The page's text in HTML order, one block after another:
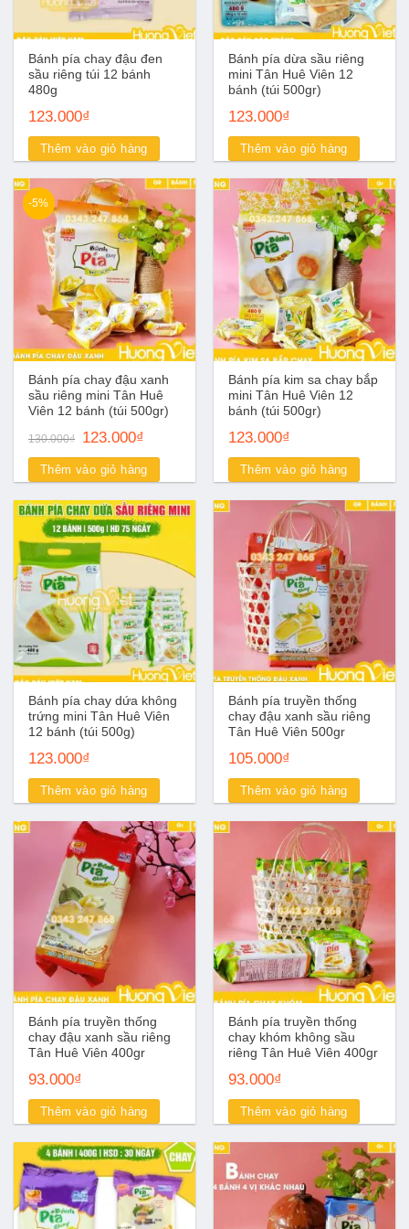
Bánh pía chay đậu đen
sầu riêng túi 12 bánh
480g
123.000₫
Thêm vào giỏ hàng
Bánh pía dừa sầu riêng
mini Tân Huê Viên 12
bánh (túi 500gr)
123.000₫
Thêm vào giỏ hàng
-5%
Bánh pía chay đậu xanh
sầu riêng mini Tân Huê
Viên 12 bánh (túi 500gr)
130.000₫
Giá
gốc
là:
130.000₫.
123.000₫Giá
tại
là:
123.000₫.
Thêm vào giỏ hàng
Bánh pía kim sa chay bắp
mini Tân Huê Viên 12
bánh (túi 500gr)
123.000₫
Thêm vào giỏ hàng
Bánh pía chay dứa không
trứng mini Tân Huê Viên
12 bánh (túi 500g)
123.000₫
Thêm vào giỏ hàng
Bánh pía truyền thống
chay đậu xanh sầu riêng
Tân Huê Viên 500gr
105.000₫
Thêm vào giỏ hàng
Bánh pía truyền thống
chay đậu xanh sầu riêng
Tân Huê Viên 400gr
93.000₫
Thêm vào giỏ hàng
Bánh pía truyền thống
chay khóm không sầu
riêng Tân Huê Viên 400gr
93.000₫
Thêm vào giỏ hàng